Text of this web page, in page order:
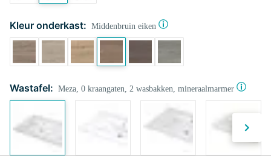
Kleur onderkast: Middenbruin eiken
Wastafel: Meza, 0 kraangaten, 2 wasbakken, mineraalmarmer